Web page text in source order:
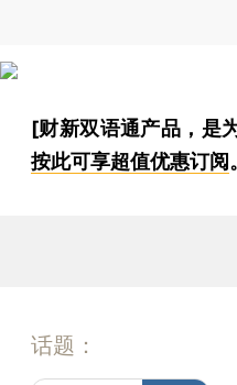
[财新双语通产品，是
按此可享超值优惠订阅
话题：